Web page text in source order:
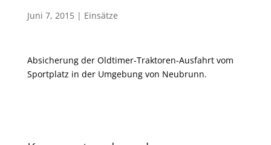
Juni 7, 2015| Einsätze
Absicherung der Oldtimer-Traktoren-Ausfahrt vom
Sportplatz in der Umgebung von Neubrunn.